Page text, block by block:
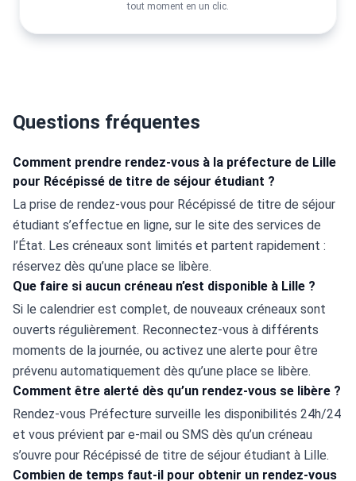
tout moment en un clic.
Questions fréquentes
Comment prendre rendez-vous à la préfecture de Lille
pour Récépissé de titre de séjour étudiant ?
La prise de rendez-vous pour Récépissé de titre de séjour
étudiant s’effectue en ligne, sur le site des services de
l’État. Les créneaux sont limités et partent rapidement :
réservez dès qu’une place se libère.
Que faire si aucun créneau n’est disponible à Lille ?
Si le calendrier est complet, de nouveaux créneaux sont
ouverts régulièrement. Reconnectez-vous à différents
moments de la journée, ou activez une alerte pour être
prévenu automatiquement dès qu’une place se libère.
Comment être alerté dès qu’un rendez-vous se libère ?
Rendez-vous Préfecture surveille les disponibilités 24h/24
et vous prévient par e-mail ou SMS dès qu’un créneau
s’ouvre pour Récépissé de titre de séjour étudiant à Lille.
Combien de temps faut-il pour obtenir un rendez-vous